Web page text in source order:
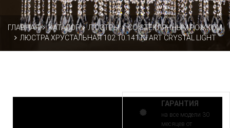
ГЛАВНАЯ КАТАЛОГ ЛЮСТРЫ
СО СТЕКЛЯННЫМ РОЖКОМ
ЛЮСТРА ХРУСТАЛЬНАЯ 102.10.141.NI ART CRYSTAL LIGHT
ГАРАНТИЯ
на все модели 30
месяцев от